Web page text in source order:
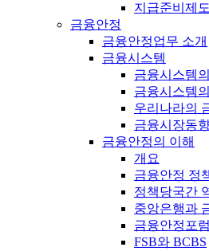
지급준비제도
금융안정
금융안정업무 소개
금융시스템
금융시스템
금융시스템
우리나라의
금융시장동
금융안정의 이해
개요
금융안정 정
정책당국간
중앙은행과
금융안정포럼
FSB와 BCBS